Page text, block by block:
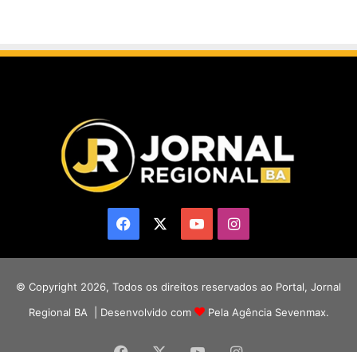
Facebook YouTubeInstagram
© Copyright 2026, Todos os direitos reservados ao Portal, Jornal
Regional BA | Desenvolvido com
Pela Agência Sevenmax.